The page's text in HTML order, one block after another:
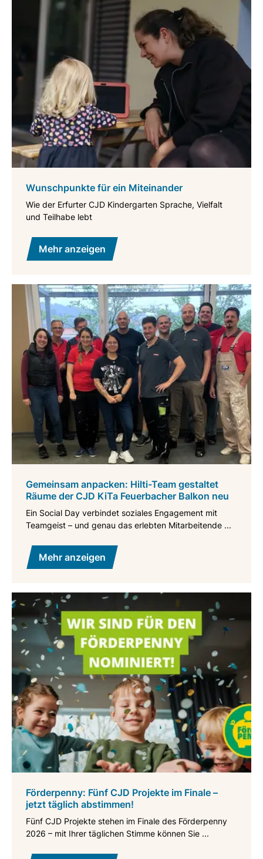
Wunschpunkte für ein Miteinander
Wie der Erfurter CJD Kindergarten Sprache, Vielfalt
und Teilhabe lebt
Mehr anzeigen
Gemeinsam anpacken: Hilti-Team gestaltet
Räume der CJD KiTa Feuerbacher Balkon neu
Ein Social Day verbindet soziales Engagement mit
Teamgeist – und genau das erlebten Mitarbeitende ...
Mehr anzeigen
Förderpenny: Fünf CJD Projekte im Finale –
jetzt täglich abstimmen!
Fünf CJD Projekte stehen im Finale des Förderpenny
2026 – mit Ihrer täglichen Stimme können Sie ...